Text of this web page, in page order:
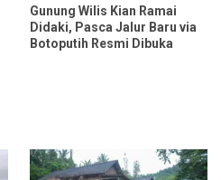
Gunung Wilis Kian Ramai
Didaki, Pasca Jalur Baru via
Botoputih Resmi Dibuka